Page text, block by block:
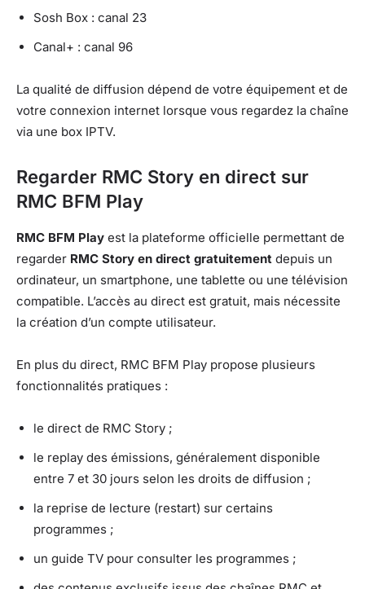
Sosh Box : canal 23
Canal+ : canal 96
La qualité de diffusion dépend de votre équipement et de
votre connexion internet lorsque vous regardez la chaîne
via une box IPTV.
Regarder RMC Story en direct sur
RMC BFM Play
RMC BFM Play est la plateforme officielle permettant de
regarder RMC Story en direct gratuitement depuis un
ordinateur, un smartphone, une tablette ou une télévision
compatible. L’accès au direct est gratuit, mais nécessite
la création d’un compte utilisateur.
En plus du direct, RMC BFM Play propose plusieurs
fonctionnalités pratiques :
le direct de RMC Story ;
le replay des émissions, généralement disponible
entre 7 et 30 jours selon les droits de diffusion ;
la reprise de lecture (restart) sur certains
programmes ;
un guide TV pour consulter les programmes ;